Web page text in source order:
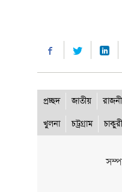
প্রচ্ছদ জাতীয়
খুলনা
চট্রগ্রাম চাকুরী